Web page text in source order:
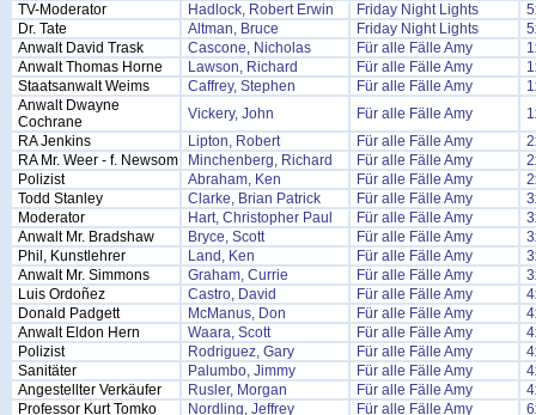
TV-Moderator
Hadlock, Robert Erwin Friday Night Lights
Dr. Tate
Altman, Bruce Friday Night Lights
Anwalt David Trask
Cascone, Nicholas Für alle Fälle Amy
Anwalt Thomas Horne
Lawson, Richard Für alle Fälle Amy
Staatsanwalt Weims
Caffrey, Stephen Für alle Fälle Amy
Anwalt Dwayne
Cochrane
Vickery, John Für alle Fälle Amy
RA Jenkins
Lipton, Robert Für alle Fälle Amy
RA Mr. Weer - f. Newsom
Minchenberg, Richard Für alle Fälle Amy
Polizist
Abraham, Ken Für alle Fälle Amy
Todd Stanley
Clarke, Brian Patrick Für alle Fälle Amy
Moderator
Hart, Christopher Paul Für alle Fälle Amy
Anwalt Mr. Bradshaw
Bryce, Scott Für alle Fälle Amy
Phil, Kunstlehrer
Land, Ken Für alle Fälle Amy
Anwalt Mr. Simmons
Graham, Currie Für alle Fälle Amy
Luis Ordoñez
Castro, David Für alle Fälle Amy
Donald Padgett
McManus, Don Für alle Fälle Amy
Anwalt Eldon Hern
Waara, Scott Für alle Fälle Amy
Polizist
Rodriguez, Gary Für alle Fälle Amy
Sanitäter
Palumbo, Jimmy Für alle Fälle Amy
Angestellter Verkäufer
Rusler, Morgan Für alle Fälle Amy
Professor Kurt Tomko
Nordling, Jeffrey Für alle Fälle Amy